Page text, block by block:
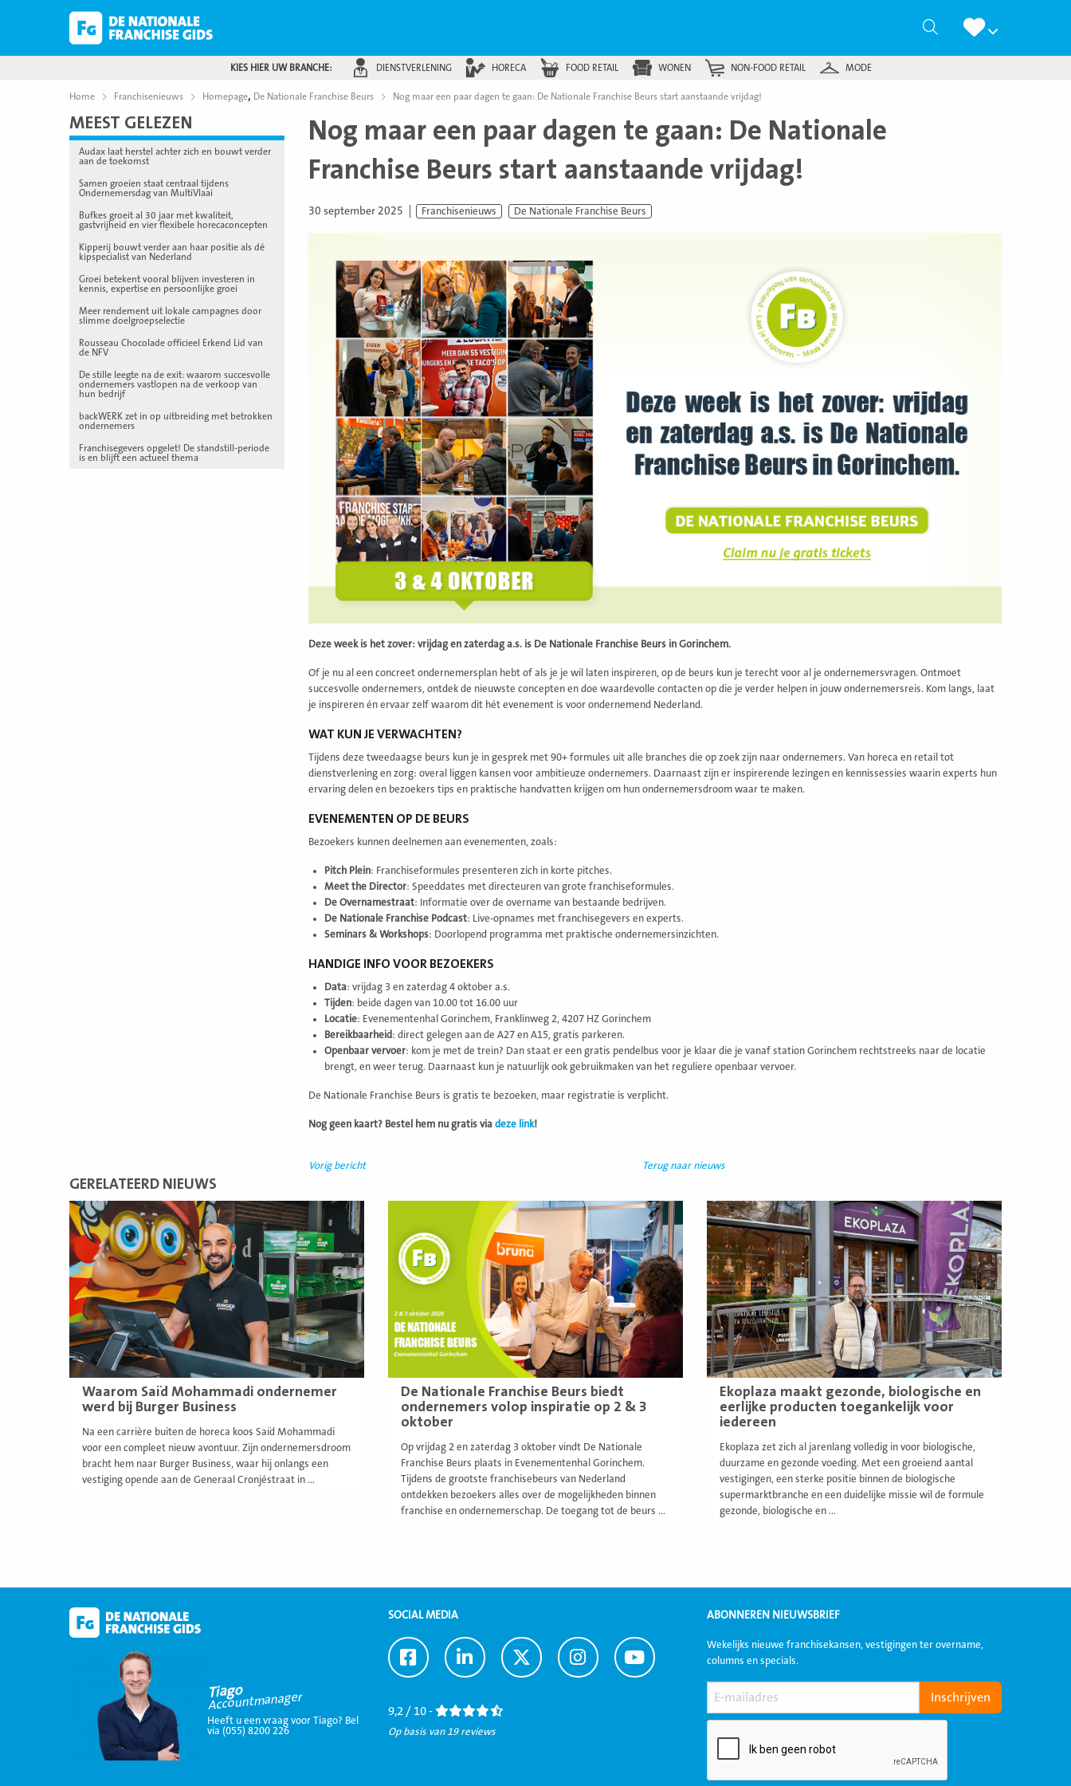
Zoeken
KIES HIER UW BRANCHE: DIENSTVERLENING HORECA FOOD RETAIL WONEN NON-FOOD RETAIL MODE
Home Franchisenieuws Homepage, De Nationale Franchise Beurs Nog maar een paar dagen te gaan: De Nationale Franchise Beurs start aanstaande vrijdag!
MEEST GELEZEN
Audax laat herstel achter zich en bouwt verder
aan de toekomst
Samen groeien staat centraal tijdens
Ondernemersdag van MultiVlaai
Bufkes groeit al 30 jaar met kwaliteit,
gastvrijheid en vier flexibele horecaconcepten
Kipperij bouwt verder aan haar positie als dé
kipspecialist van Nederland
Groei betekent vooral blijven investeren in
kennis, expertise en persoonlijke groei
Meer rendement uit lokale campagnes door
slimme doelgroepselectie
Rousseau Chocolade officieel Erkend Lid van
de NFV
De stille leegte na de exit: waarom succesvolle
ondernemers vastlopen na de verkoop van
hun bedrijf
backWERK zet in op uitbreiding met betrokken
ondernemers
Franchisegevers opgelet! De standstill-periode
is en blijft een actueel thema
Nog maar een paar dagen te gaan: De Nationale
Franchise Beurs start aanstaande vrijdag!
30 september 2025 Franchisenieuws De Nationale Franchise Beurs
Deze week is het zover: vrijdag en zaterdag a.s. is De Nationale Franchise Beurs in Gorinchem.
Of je nu al een concreet ondernemersplan hebt of als je je wil laten inspireren, op de beurs kun je terecht voor al je ondernemersvragen. Ontmoet
succesvolle ondernemers, ontdek de nieuwste concepten en doe waardevolle contacten op die je verder helpen in jouw ondernemersreis. Kom langs, laat
je inspireren én ervaar zelf waarom dit hét evenement is voor ondernemend Nederland.
WAT KUN JE VERWACHTEN?
Tijdens deze tweedaagse beurs kun je in gesprek met 90+ formules uit alle branches die op zoek zijn naar ondernemers. Van horeca en retail tot
dienstverlening en zorg: overal liggen kansen voor ambitieuze ondernemers. Daarnaast zijn er inspirerende lezingen en kennissessies waarin experts hun
ervaring delen en bezoekers tips en praktische handvatten krijgen om hun ondernemersdroom waar te maken.
EVENEMENTEN OP DE BEURS
Bezoekers kunnen deelnemen aan evenementen, zoals:
Pitch Plein: Franchiseformules presenteren zich in korte pitches.
Meet the Director: Speeddates met directeuren van grote franchiseformules.
De Overnamestraat: Informatie over de overname van bestaande bedrijven.
De Nationale Franchise Podcast: Live-opnames met franchisegevers en experts.
Seminars & Workshops: Doorlopend programma met praktische ondernemersinzichten.
HANDIGE INFO VOOR BEZOEKERS
Data: vrijdag 3 en zaterdag 4 oktober a.s.
Tijden: beide dagen van 10.00 tot 16.00 uur
Locatie: Evenementenhal Gorinchem, Franklinweg 2, 4207 HZ Gorinchem
Bereikbaarheid : direct gelegen aan de A27 en A15, gratis parkeren.
Openbaar vervoer: kom je met de trein? Dan staat er een gratis pendelbus voor je klaar die je vanaf station Gorinchem rechtstreeks naar de locatie
brengt, en weer terug. Daarnaast kun je natuurlijk ook gebruikmaken van het reguliere openbaar vervoer.
De Nationale Franchise Beurs is gratis te bezoeken, maar registratie is verplicht.
Nog geen kaart? Bestel hem nu gratis via deze link!
Vorig bericht Terug naar nieuws
GERELATEERD NIEUWS
Waarom Saïd Mohammadi ondernemer
werd bij Burger Business
Na een carrière buiten de horeca koos Saïd Mohammadi
voor een compleet nieuw avontuur. Zijn ondernemersdroom
bracht hem naar Burger Business, waar hij onlangs een
vestiging opende aan de Generaal Cronjéstraat in ...
Lees
meer
De Nationale Franchise Beurs biedt
ondernemers volop inspiratie op 2 & 3
oktober
Op vrijdag 2 en zaterdag 3 oktober vindt De Nationale
Franchise Beurs plaats in Evenementenhal Gorinchem.
Tijdens de grootste franchisebeurs van Nederland
ontdekken bezoekers alles over de mogelijkheden binnen
franchise en ondernemerschap. De toegang tot de beurs ...
Ekoplaza maakt gezonde, biologische en
eerlijke producten toegankelijk voor
iedereen
Ekoplaza zet zich al jarenlang volledig in voor biologische,
duurzame en gezonde voeding. Met een groeiend aantal
vestigingen, een sterke positie binnen de biologische
supermarktbranche en een duidelijke missie wil de formule
gezonde, biologische en ...
Lees
meer
Tiago
Accountmanager
Heeft u een vraag voor Tiago? Bel
via (055) 8200 226
SOCIAL MEDIA
Ga
naar
Ga
naar
Ga
naar
Ga
naar
Ga
naar
9,2 / 10 -
Op basis van 19 reviews
ABONNEREN NIEUWSBRIEF
Wekelijks nieuwe franchisekansen, vestigingen ter overname,
columns en specials.